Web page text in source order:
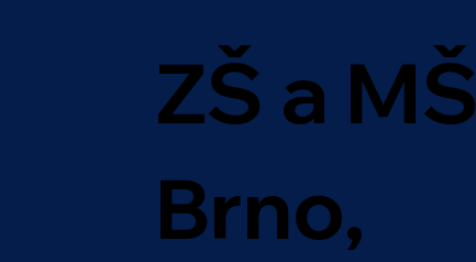
ZŠ a MŠ
Brno,